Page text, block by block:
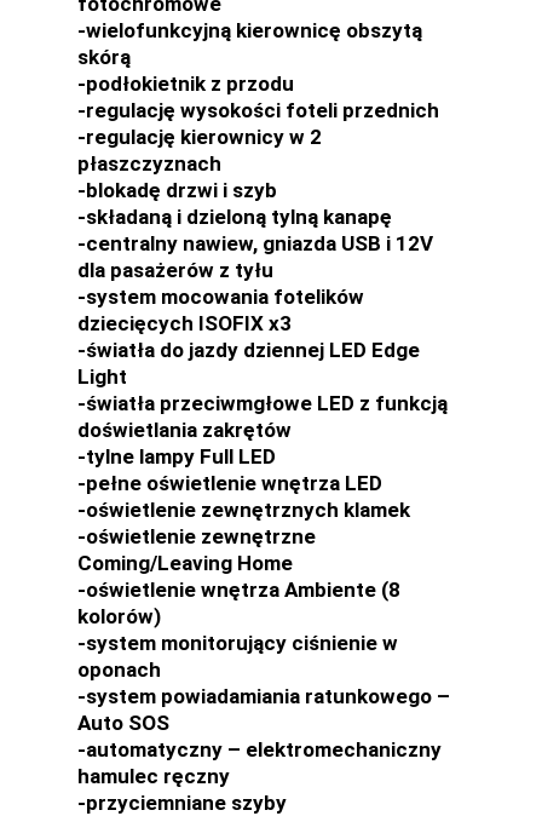
-wielofunkcyjną kierownicę obszytą
skórą
-podłokietnik z przodu
-regulację wysokości foteli przednich
-regulację kierownicy w 2
płaszczyznach
-blokadę drzwi i szyb
-składaną i dzieloną tylną kanapę
-centralny nawiew, gniazda USB i 12V
dla pasażerów z tyłu
-system mocowania fotelików
dziecięcych ISOFIX x3
-światła do jazdy dziennej LED Edge
Light
-światła przeciwmgłowe LED z funkcją
doświetlania zakrętów
-tylne lampy Full LED
-pełne oświetlenie wnętrza LED
-oświetlenie zewnętrznych klamek
-oświetlenie zewnętrzne
Coming/Leaving Home
-oświetlenie wnętrza Ambiente (8
kolorów)
-system monitorujący ciśnienie w
oponach
-system powiadamiania ratunkowego –
Auto SOS
-automatyczny – elektromechaniczny
hamulec ręczny
-przyciemniane szyby